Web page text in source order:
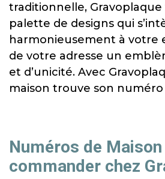
traditionnelle,
palette de designs qui
harmonieusement à votre
de votre adresse un
et d’unicité. Avec
maison trouve son numéro
Numéros de Maison
commander chez